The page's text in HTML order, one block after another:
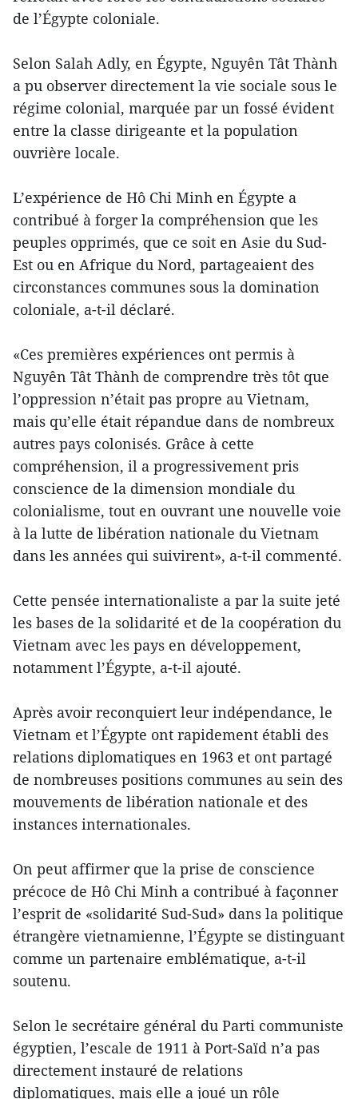
de l’Égypte coloniale.
Selon Salah Adly, en Égypte, Nguyên Tât Thành
a pu observer directement la vie sociale sous le
régime colonial, marquée par un fossé évident
entre la classe dirigeante et la population
ouvrière locale.
L’expérience de Hô Chi Minh en Égypte a
contribué à forger la compréhension que les
peuples opprimés, que ce soit en Asie du Sud-
Est ou en Afrique du Nord, partageaient des
circonstances communes sous la domination
coloniale, a-t-il déclaré.
«Ces premières expériences ont permis à
Nguyên Tât Thành de comprendre très tôt que
l’oppression n’était pas propre au Vietnam,
mais qu’elle était répandue dans de nombreux
autres pays colonisés. Grâce à cette
compréhension, il a progressivement pris
conscience de la dimension mondiale du
colonialisme, tout en ouvrant une nouvelle voie
à la lutte de libération nationale du Vietnam
dans les années qui suivirent», a-t-il commenté.
Cette pensée internationaliste a par la suite jeté
les bases de la solidarité et de la coopération du
Vietnam avec les pays en développement,
notamment l’Égypte, a-t-il ajouté.
Après avoir reconquiert leur indépendance, le
Vietnam et l’Égypte ont rapidement établi des
relations diplomatiques en 1963 et ont partagé
de nombreuses positions communes au sein des
mouvements de libération nationale et des
instances internationales.
On peut affirmer que la prise de conscience
précoce de Hô Chi Minh a contribué à façonner
l’esprit de «solidarité Sud-Sud» dans la politique
étrangère vietnamienne, l’Égypte se distinguant
comme un partenaire emblématique, a-t-il
soutenu.
Selon le secrétaire général du Parti communiste
égyptien, l’escale de 1911 à Port-Saïd n’a pas
directement instauré de relations
diplomatiques, mais elle a joué un rôle